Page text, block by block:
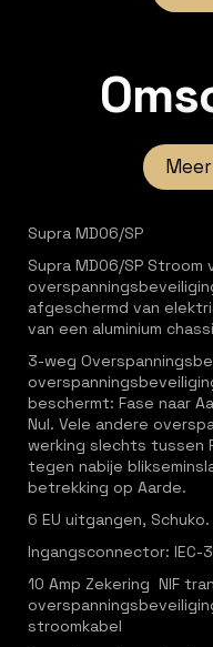
Supra MD06/SP
Supra MD06/SP
afgeschermd van
van een aluminium
3-weg
beschermt: Fase naar
Nul. Vele andere
werking slechts tussen
tegen nabije
betrekking op Aarde.
6 EU uitgangen, Schuko.
Ingangsconnector: IEC-
10 Amp Zekering NIF
stroomkabel